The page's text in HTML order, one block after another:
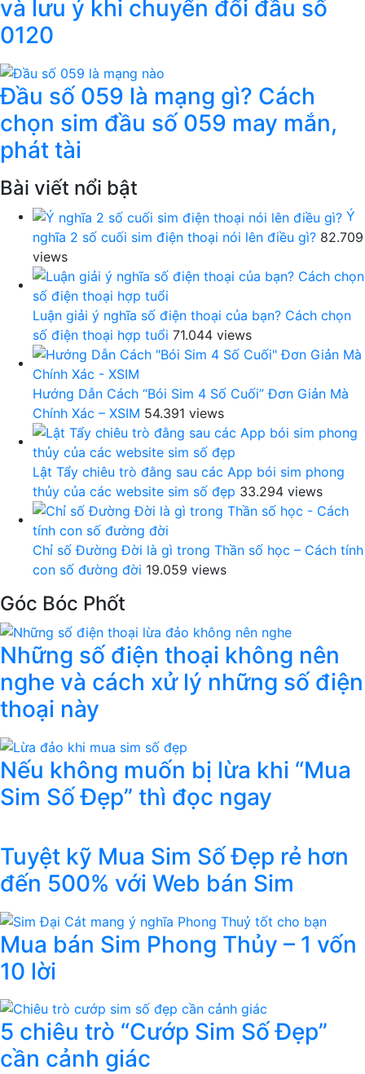
và lưu ý khi chuyển đổi đầu số
0120
Đầu số 059 là mạng gì? Cách
chọn sim đầu số 059 may mắn,
phát tài
Bài viết nổi bật
Ý
nghĩa 2 số cuối sim điện thoại nói lên điều gì? 82.709
views
Luận giải ý nghĩa số điện thoại của bạn? Cách chọn
số điện thoại hợp tuổi 71.044 views
Hướng Dẫn Cách “Bói Sim 4 Số Cuối” Đơn Giản Mà
Chính Xác – XSIM 54.391 views
Lật Tẩy chiêu trò đằng sau các App bói sim phong
thủy của các website sim số đẹp 33.294 views
Chỉ số Đường Đời là gì trong Thần số học – Cách tính
con số đường đời 19.059 views
Góc Bóc Phốt
Những số điện thoại không nên
nghe và cách xử lý những số điện
thoại này
Nếu không muốn bị lừa khi “Mua
Sim Số Đẹp” thì đọc ngay
Tuyệt kỹ Mua Sim Số Đẹp rẻ hơn
đến 500% với Web bán Sim
Mua bán Sim Phong Thủy – 1 vốn
10 lời
5 chiêu trò “Cướp Sim Số Đẹp”
cần cảnh giác